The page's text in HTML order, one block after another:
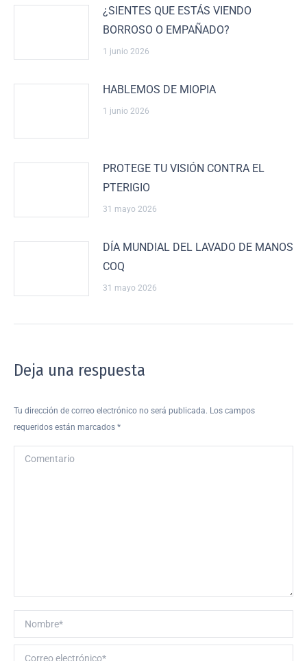
¿SIENTES QUE ESTÁS VIENDO
BORROSO O EMPAÑADO?
1 junio 2026
HABLEMOS DE MIOPIA
1 junio 2026
PROTEGE TU VISIÓN CONTRA EL
PTERIGIO
31 mayo 2026
DÍA MUNDIAL DEL LAVADO DE MANOS
COQ
31 mayo 2026
Deja una respuesta
Tu dirección de correo electrónico no será publicada. Los campos
requeridos están marcados *
Comentario
Nombre *
Correo electrónico *